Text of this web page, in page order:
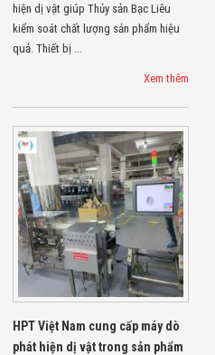
hiện dị vật giúp Thủy sản Bạc Liêu
kiểm soát chất lượng sản phẩm hiệu
quả. Thiết bị ...
Xem thêm
HPT Việt Nam cung cấp máy dò
phát hiện dị vật trong sản phẩm